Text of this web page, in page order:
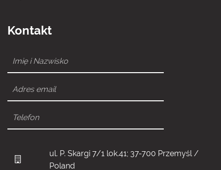
Kontakt
ul. P. Skargi 7/1 lok.41; 37-700 Przemyśl /
Poland